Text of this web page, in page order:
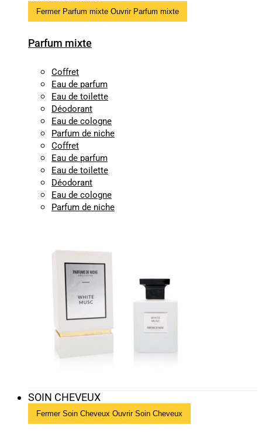
Fermer Parfum mixte Ouvrir Parfum mixte
Parfum mixte
Coffret
Eau de parfum
Eau de toilette
Déodorant
Eau de cologne
Parfum de niche
Coffret
Eau de parfum
Eau de toilette
Déodorant
Eau de cologne
Parfum de niche
SOIN CHEVEUX
Fermer Soin Cheveux Ouvrir Soin Cheveux